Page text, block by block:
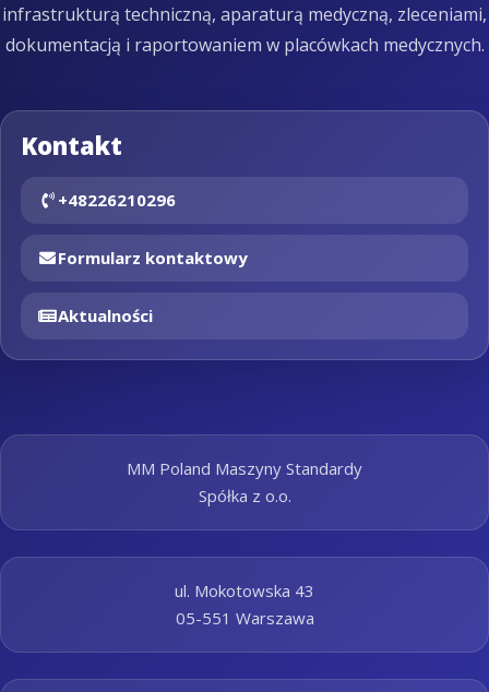
infrastrukturą techniczną, aparaturą medyczną, zleceniami,
dokumentacją i raportowaniem w placówkach medycznych.
Kontakt
+48226210296
Formularz kontaktowy
Aktualności
MM Poland Maszyny Standardy
Spółka z o.o.
ul. Mokotowska 43
05-551 Warszawa